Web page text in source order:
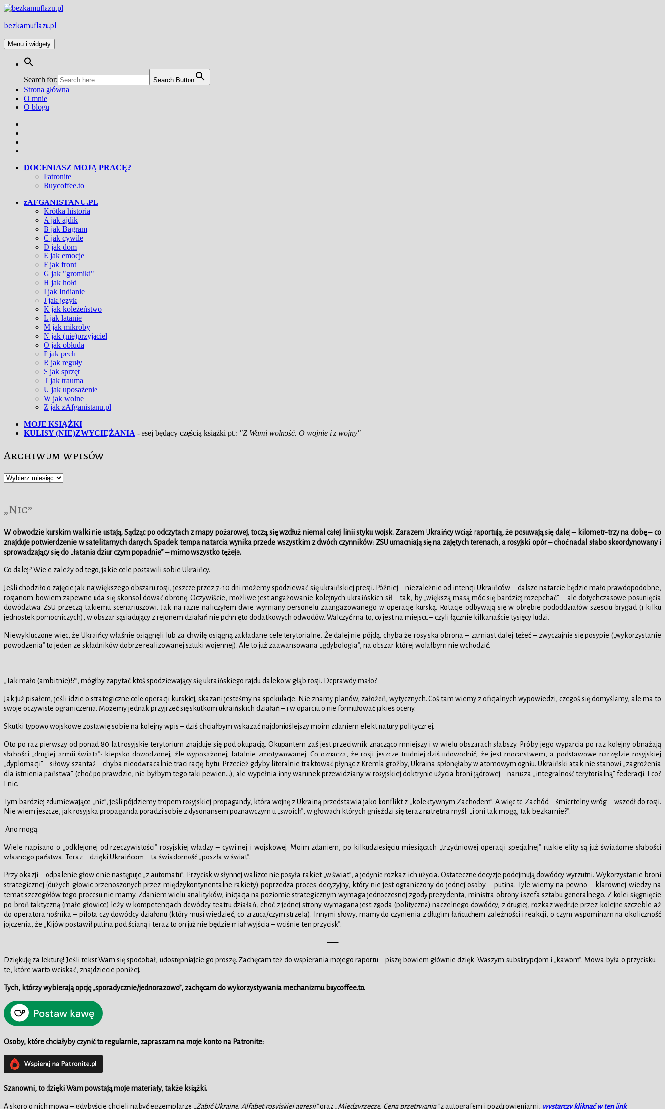
Przejdź
treści
bezkamuflazu.pl
Menu i widgety
Search for: Search Button
Strona główna
O mnie
O blogu
DOCENIASZ MOJĄ PRACĘ?
Patronite
Buycoffee.to
zAFGANISTANU.PL
Krótka historia
A jak ajdik
B jak Bagram
C jak cywile
D jak dom
E jak emocje
F jak front
G jak "gromiki"
H jak hołd
I jak Indianie
J jak język
K jak koleżeństwo
L jak latanie
M jak mikroby
N jak (nie)przyjaciel
O jak obłuda
P jak pech
R jak reguły
S jak sprzęt
T jak trauma
U jak uposażenie
W jak wolne
Z jak zAfganistanu.pl
MOJE KSIĄŻKI
KULISY (NIE)ZWYCIĘŻANIA - esej będący częścią książki pt.: "Z Wami wolność. O wojnie i z wojny"
Archiwum wpisów
Archiwum
„Nic”
W obwodzie kurskim walki nie ustają. Sądząc po odczytach z mapy pożarowej, toczą się wzdłuż niemal całej linii styku wojsk. Zarazem Ukraińcy wciąż raportują, że posuwają się dalej – kilometr-trzy na dobę – co
znajduje potwierdzenie w satelitarnych danych. Spadek tempa natarcia wynika przede wszystkim z dwóch czynników: ZSU umacniają się na zajętych terenach, a rosyjski opór – choć nadal słabo skoordynowany i
sprowadzający się do „łatania dziur czym popadnie” – mimo wszystko tężeje.
Co dalej? Wiele zależy od tego, jakie cele postawili sobie Ukraińcy.
Jeśli chodziło o zajęcie jak największego obszaru rosji, jeszcze przez 7-10 dni możemy spodziewać się ukraińskiej presji. Później – niezależnie od intencji Ukraińców – dalsze natarcie będzie mało prawdopodobne,
rosjanom bowiem zapewne uda się skonsolidować obronę. Oczywiście, możliwe jest angażowanie kolejnych ukraińskich sił – tak, by „większą masą móc się bardziej rozepchać” – ale dotychczasowe posunięcia
dowództwa ZSU przeczą takiemu scenariuszowi. Jak na razie naliczyłem dwie wymiany personelu zaangażowanego w operację kurską. Rotacje odbywają się w obrębie pododdziałów sześciu brygad (i kilku
jednostek pomocniczych), w obszar sąsiadujący z rejonem działań nie pchnięto dodatkowych odwodów. Walczyć ma to, co jest na miejscu – czyli łącznie kilkanaście tysięcy ludzi.
Niewykluczone więc, że Ukraińcy właśnie osiągnęli lub za chwilę osiągną zakładane cele terytorialne. Że dalej nie pójdą, chyba że rosyjska obrona – zamiast dalej tężeć – zwyczajnie się posypie („wykorzystanie
powodzenia” to jeden ze składników dobrze realizowanej sztuki wojennej). Ale to już zaawansowana „gdybologia”, na obszar której wolałbym nie wchodzić.
—–
„Tak mało (ambitnie)!?”, mógłby zapytać ktoś spodziewający się ukraińskiego rajdu daleko w głąb rosji. Doprawdy mało?
Jak już pisałem, jeśli idzie o strategiczne cele operacji kurskiej, skazani jesteśmy na spekulacje. Nie znamy planów, założeń, wytycznych. Coś tam wiemy z oficjalnych wypowiedzi, czegoś się domyślamy, ale ma to
swoje oczywiste ograniczenia. Możemy jednak przyjrzeć się skutkom ukraińskich działań – i w oparciu o nie formułować jakieś oceny.
Skutki typowo wojskowe zostawię sobie na kolejny wpis – dziś chciałbym wskazać najdonioślejszy moim zdaniem efekt natury politycznej.
Oto po raz pierwszy od ponad 80 lat rosyjskie terytorium znajduje się pod okupacją. Okupantem zaś jest przeciwnik znacząco mniejszy i w wielu obszarach słabszy. Próby jego wyparcia po raz kolejny obnażają
słabości „drugiej armii świata”: kiepsko dowodzonej, źle wyposażonej, fatalnie zmotywowanej. Co oznacza, że rosji jeszcze trudniej dziś udowodnić, że jest mocarstwem, a podstawowe narzędzie rosyjskiej
„dyplomacji” – siłowy szantaż – chyba nieodwracalnie traci rację bytu. Przecież gdyby literalnie traktować płynąc z Kremla groźby, Ukraina spłonęłaby w atomowym ogniu. Ukraiński atak nie stanowi „zagrożenia
dla istnienia państwa” (choć po prawdzie, nie byłbym tego taki pewien…), ale wypełnia inny warunek przewidziany w rosyjskiej doktrynie użycia broni jądrowej – narusza „integralność terytorialną” federacji. I co?
I nic.
Tym bardziej zdumiewające „nic”, jeśli pójdziemy tropem rosyjskiej propagandy, która wojnę z Ukrainą przedstawia jako konflikt z „kolektywnym Zachodem”. A więc to Zachód – śmiertelny wróg – wszedł do rosji.
Nie wiem jeszcze, jak rosyjska propaganda poradzi sobie z dysonansem poznawczym u „swoich”, w głowach których gnieździ się teraz natrętna myśl: „i oni tak mogą, tak bezkarnie?”.
Ano mogą.
Wiele napisano o „odklejonej od rzeczywistości” rosyjskiej władzy – cywilnej i wojskowej. Moim zdaniem, po kilkudziesięciu miesiącach „trzydniowej operacji specjalnej” ruskie elity są już świadome słabości
własnego państwa. Teraz – dzięki Ukraińcom – ta świadomość „poszła w świat”.
Przy okazji – odpalenie głowic nie następuje „z automatu”. Przycisk w słynnej walizce nie posyła rakiet „w świat”, a jedynie rozkaz ich użycia. Ostateczne decyzje podejmują dowódcy wyrzutni. Wykorzystanie broni
strategicznej (dużych głowic przenoszonych przez międzykontynentalne rakiety) poprzedza proces decyzyjny, który nie jest ograniczony do jednej osoby – putina. Tyle wiemy na pewno – klarownej wiedzy na
temat szczegółów tego procesu nie mamy. Zdaniem wielu analityków, inicjacja na poziomie strategicznym wymaga jednoczesnej zgody prezydenta, ministra obrony i szefa sztabu generalnego. Z kolei sięgnięcie
po broń taktyczną (małe głowice) leży w kompetencjach dowódcy teatru działań, choć z jednej strony wymagana jest zgoda (polityczna) naczelnego dowódcy, z drugiej, rozkaz wędruje przez kolejne szczeble aż
do operatora nośnika – pilota czy dowódcy działonu (który musi wiedzieć, co zrzuca/czym strzela). Innymi słowy, mamy do czynienia z długim łańcuchem zależności i reakcji, o czym wspominam na okoliczność
jojczenia, że „Kijów postawił putina pod ścianą i teraz to on już nie będzie miał wyjścia – wciśnie ten przycisk”.
—–
Dziękuję za lekturę! Jeśli tekst Wam się spodobał, udostępniajcie go proszę. Zachęcam też do wspierania mojego raportu – piszę bowiem głównie dzięki Waszym subskrypcjom i „kawom”. Mowa była o przycisku –
te, które warto wciskać, znajdziecie poniżej.
Tych, którzy wybierają opcję „sporadycznie/jednorazowo”, zachęcam do wykorzystywania mechanizmu buycoffee.to.
Osoby, które chciałyby czynić to regularnie, zapraszam na moje konto na Patronite:
Szanowni, to dzięki Wam powstają moje materiały,także książki.
A skoro o nich mowa – gdybyście chcieli nabyć egzemplarze „Zabić Ukrainę. Alfabet rosyjskiej agresji”oraz „Międzyrzecze. Cena przetrwania”z autografem i pozdrowieniami, wystarczy kliknąć w ten link.